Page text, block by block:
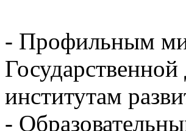
- Профильным
институтам
-